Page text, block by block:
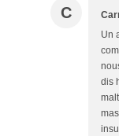
C
Un
dis